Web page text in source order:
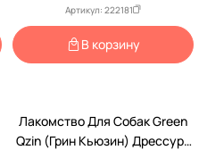
Артикул: 222181
В корзину
Лакомство Для Собак Green
Qzin (Грин Кьюзин) Дрессура